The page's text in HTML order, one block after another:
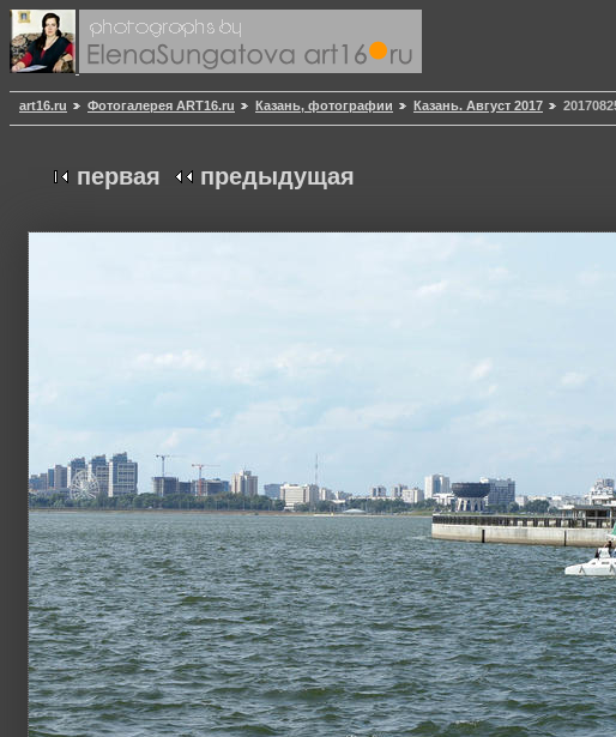
art16.ru Фотогалерея ART16.ru Казань, фотографии Казань. Август 2017
первая предыдущая